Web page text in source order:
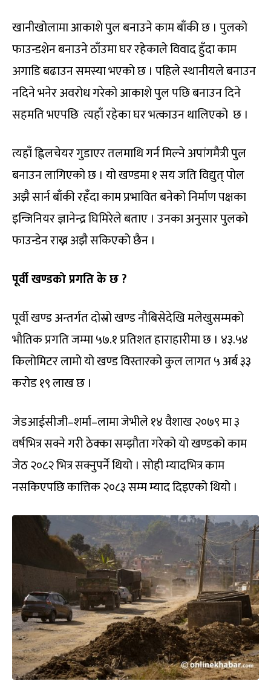
खानीखोलामा आकाशे पुल बनाउने काम बाँकी छ । पुलको
फाउन्डशेन बनाउने ठाँउमा घर रहेकाले विवाद हुँदा काम
अगाडि बढाउन समस्या भएको छ । पहिले स्थानीयले बनाउन
नदिने भनेर अवरोध गरेको आकाशे पुल पछि बनाउन दिने
सहमति भएपछि त्यहाँ रहेका घर भत्काउन थालिएको छ ।
त्यहाँ ह्विलचेयर गुडाएर तलमाथि गर्न मिल्ने अपांगमैत्री पुल
बनाउन लागिएको छ । यो खण्डमा १ सय जति विद्युत् पोल
अझै सार्न बाँकी रहँदा काम प्रभावित बनेको निर्माण पक्षका
इन्जिनियर ज्ञानेन्द्र घिमिरेले बताए । उनका अनुसार पुलको
फाउन्डेन राख्न अझै सकिएको छैन ।
पूर्वी खण्डको प्रगति के छ ?
पूर्वी खण्ड अन्तर्गत दोस्रो खण्ड नौबिसेदेखि मलेखुसम्मको
भौतिक प्रगति जम्मा ५७.१ प्रतिशत हाराहारीमा छ । ४३.५४
किलोमिटर लामो यो खण्ड विस्तारको कुल लागत ५ अर्ब ३३
करोड १९ लाख छ ।
जेडआईसीजी–शर्मा–लामा जेभीले १४ वैशाख २०७९ मा ३
वर्षभित्र सक्ने गरी ठेक्का सम्झौता गरेको यो खण्डको काम
जेठ २०८२ भित्र सक्नुपर्ने थियो । सोही म्यादभित्र काम
नसकिएपछि कात्तिक २०८३ सम्म म्याद दिइएको थियो ।